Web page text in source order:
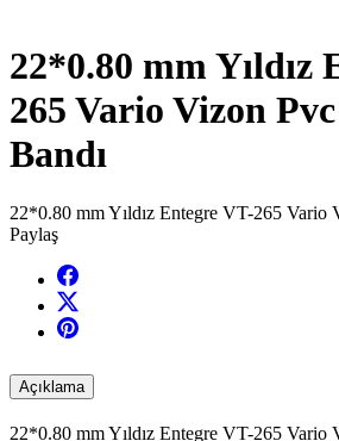
22*0.80 mm Yıldız
265 Vario Vizon
Bandı
22*0.80 mm Yıldız Entegre VT-265 Vario
Paylaş
Açıklama
22*0.80 mm Yıldız Entegre VT-265 Vario